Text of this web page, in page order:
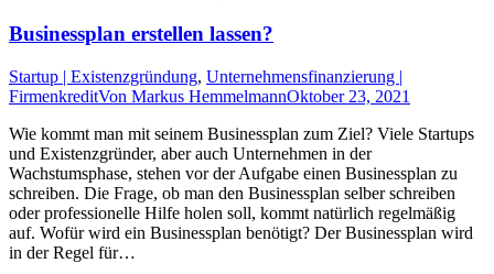
Businessplan erstellen lassen?
Startup | Existenzgründung, Unternehmensfinanzierung |
FirmenkreditVon Markus HemmelmannOktober 23, 2021
Wie kommt man mit seinem Businessplan zum Ziel? Viele Startups
und Existenzgründer, aber auch Unternehmen in der
Wachstumsphase, stehen vor der Aufgabe einen Businessplan zu
schreiben. Die Frage, ob man den Businessplan selber schreiben
oder professionelle Hilfe holen soll, kommt natürlich regelmäßig
auf. Wofür wird ein Businessplan benötigt? Der Businessplan wird
in der Regel für…